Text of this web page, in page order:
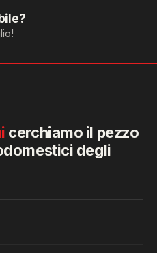
cerchiamo il pezzo
degli